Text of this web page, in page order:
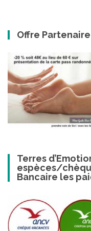
Offre
Terres
espèces/
Bancaire les